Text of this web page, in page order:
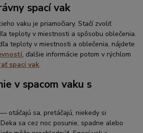
spací vak
vaku je priamočiary. Stačí zvoliť
teploty v miestnosti a spôsobu oblečenia.
teploty v miestnosti a oblečenia, nájdete
, ďalšie informácie potom v rýchlom
spací vak.
v spacom vaku s
otáčajú sa, pretáčajú, niekedy si
sa cez noc posunie, spadne alebo